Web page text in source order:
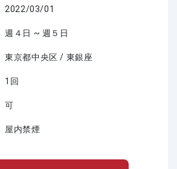
2022/03/01
週４日 ~ 週５日
東京都中央区 / 東銀座
1回
可
屋内禁煙